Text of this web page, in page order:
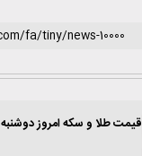
قیمت طلا و سکه امروز دوشنبه ۲۸ اردیبهشت ۱۴۰۵